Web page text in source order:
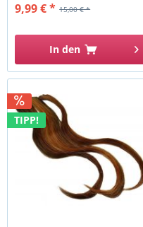
15,00 € *
9,99 € *
In den
TIPP!